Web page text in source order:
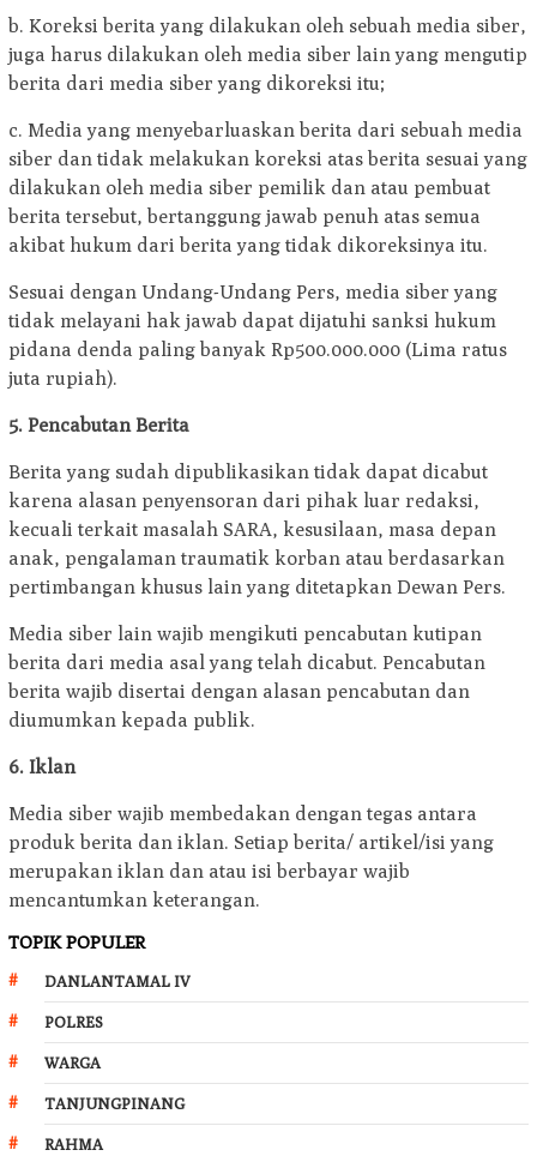
b. Koreksi berita yang dilakukan oleh sebuah media siber,
juga harus dilakukan oleh media siber lain yang mengutip
berita dari media siber yang dikoreksi itu;
c. Media yang menyebarluaskan berita dari sebuah media
siber dan tidak melakukan koreksi atas berita sesuai yang
dilakukan oleh media siber pemilik dan atau pembuat
berita tersebut, bertanggung jawab penuh atas semua
akibat hukum dari berita yang tidak dikoreksinya itu.
Sesuai dengan Undang-Undang Pers, media siber yang
tidak melayani hak jawab dapat dijatuhi sanksi hukum
pidana denda paling banyak Rp500.000.000 (Lima ratus
juta rupiah).
5. Pencabutan Berita
Berita yang sudah dipublikasikan tidak dapat dicabut
karena alasan penyensoran dari pihak luar redaksi,
kecuali terkait masalah SARA, kesusilaan, masa depan
anak, pengalaman traumatik korban atau berdasarkan
pertimbangan khusus lain yang ditetapkan Dewan Pers.
Media siber lain wajib mengikuti pencabutan kutipan
berita dari media asal yang telah dicabut. Pencabutan
berita wajib disertai dengan alasan pencabutan dan
diumumkan kepada publik.
6. Iklan
Media siber wajib membedakan dengan tegas antara
produk berita dan iklan. Setiap berita/ artikel/isi yang
merupakan iklan dan atau isi berbayar wajib
mencantumkan keterangan.
TOPIK POPULER
DANLANTAMAL IV
POLRES
WARGA
TANJUNGPINANG
RAHMA